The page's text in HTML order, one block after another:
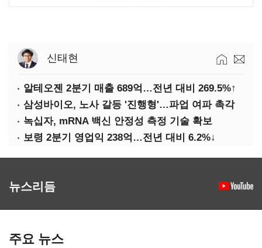
신태현
알테오젠 2분기 매출 689억…전년 대비 269.5%↑
삼성바이오, 노사 갈등 '진행형'…파업 여파 촉각
녹십자, mRNA 백신 안정성 측정 기술 확보
보령 2분기 영업익 238억…전년 대비 6.2%↓
뉴스리듬
주요 뉴스